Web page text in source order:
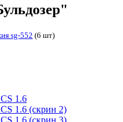
sg-552 (6 шт)